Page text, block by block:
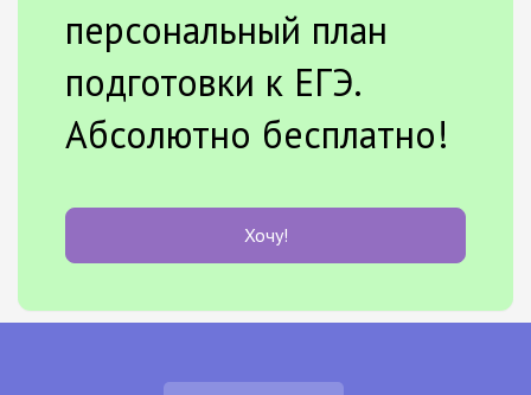
персональный план
подготовки к ЕГЭ.
Абсолютно бесплатно!
Хочу!